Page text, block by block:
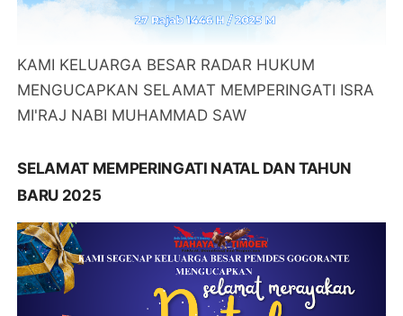
KAMI KELUARGA BESAR RADAR HUKUM
MENGUCAPKAN SELAMAT MEMPERINGATI ISRA
MI'RAJ NABI MUHAMMAD SAW
SELAMAT MEMPERINGATI NATAL DAN TAHUN
BARU 2025